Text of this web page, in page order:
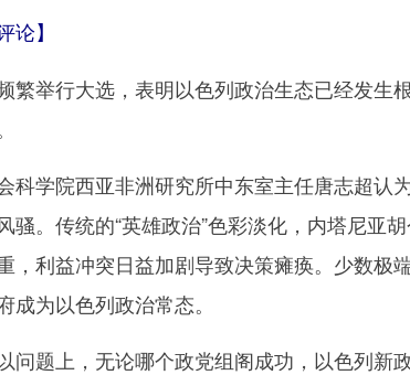
】
举行大选，表明以色列政治生态已经发生
学院西亚非洲研究所中东室主任唐志超认
骚。传统的“英雄政治”色彩淡化，内塔尼亚
，利益冲突日益加剧导致决策瘫痪。少数极
成为以色列政治常态。
题上，无论哪个政党组阁成功，以色列新